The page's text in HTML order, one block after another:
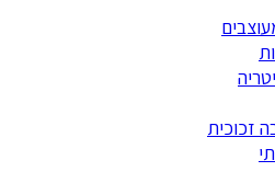
זכוכית